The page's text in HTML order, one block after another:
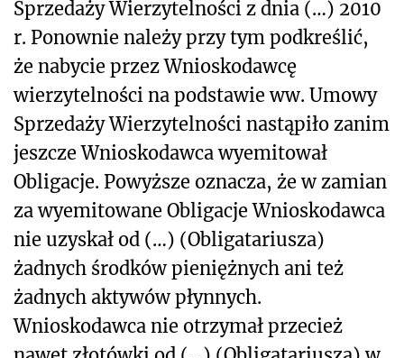
Sprzedaży Wierzytelności z dnia (…) 2010
r. Ponownie należy przy tym podkreślić,
że nabycie przez Wnioskodawcę
wierzytelności na podstawie ww. Umowy
Sprzedaży Wierzytelności nastąpiło zanim
jeszcze Wnioskodawca wyemitował
Obligacje. Powyższe oznacza, że w zamian
za wyemitowane Obligacje Wnioskodawca
nie uzyskał od (…) (Obligatariusza)
żadnych środków pieniężnych ani też
żadnych aktywów płynnych.
Wnioskodawca nie otrzymał przecież